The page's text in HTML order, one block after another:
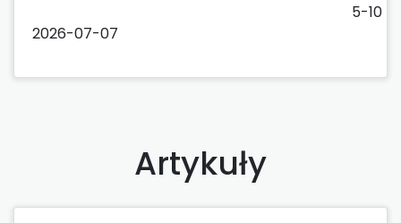
5-10
2026-07-07
Artykuły